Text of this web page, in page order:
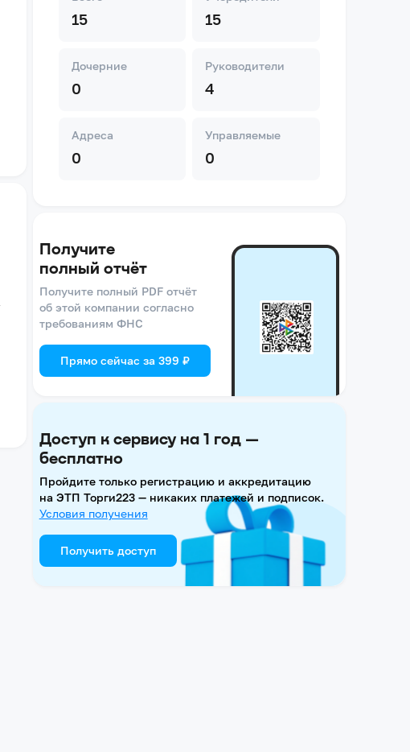
15 15
Дочерние
0
Руководители
4
Адреса
0
Управляемые
0
Получите
полный отчёт
Получите полный PDF отчёт
об этой компании согласно
требованиям ФНС
Прямо сейчас за 399 ₽
Доступ к сервису на 1 год —
бесплатно
Пройдите только регистрацию и аккредитацию
на ЭТП Торги223 — никаких платежей и подписок.
Условия получения
Получить доступ